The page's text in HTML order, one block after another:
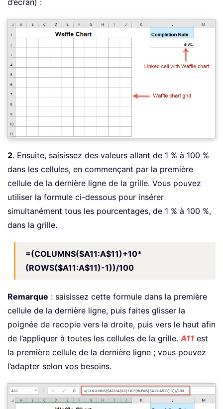
2. Ensuite, saisissez des valeurs allant de 1 % à 100 %
dans les cellules, en commençant par la première
cellule de la dernière ligne de la grille. Vous pouvez
utiliser la formule ci-dessous pour insérer
simultanément tous les pourcentages, de 1 % à 100 %,
dans la grille.
=(COLUMNS($A11:A$11)+10*
(ROWS($A11:A$11)-1))/100
Remarque : saisissez cette formule dans la première
cellule de la dernière ligne, puis faites glisser la
poignée de recopie vers la droite, puis vers le haut afin
de l’appliquer à toutes les cellules de la grille. A11 est
la première cellule de la dernière ligne ; vous pouvez
l’adapter selon vos besoins.